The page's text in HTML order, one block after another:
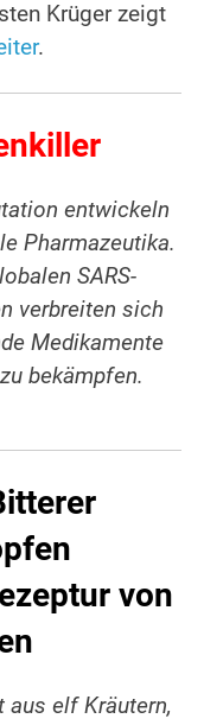
Krüger zeigt
.
entwickeln
Pharmazeutika.
SARS-
verbreiten sich
Medikamente
bekämpfen.
von
aus elf Kräutern,